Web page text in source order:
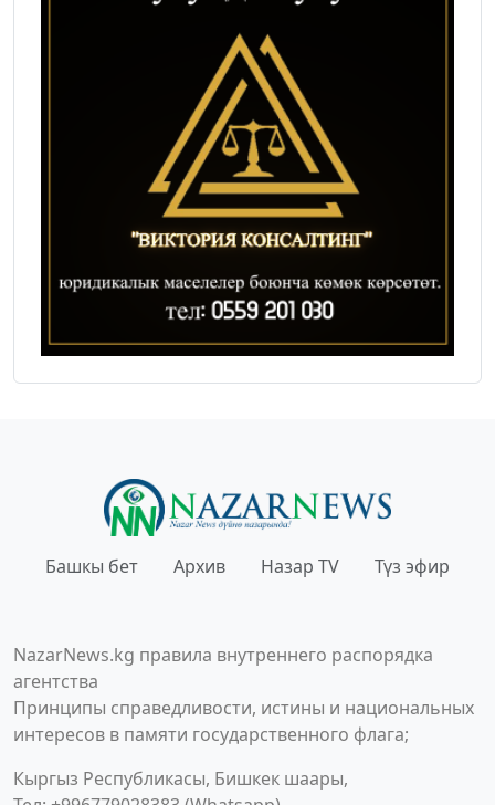
Башкы бет Архив Назар TV Түз эфир
NazarNews.kg правила внутреннего распорядка
агентства
Принципы справедливости, истины и национальных
интересов в памяти государственного флага;
Кыргыз Республикасы, Бишкек шаары,